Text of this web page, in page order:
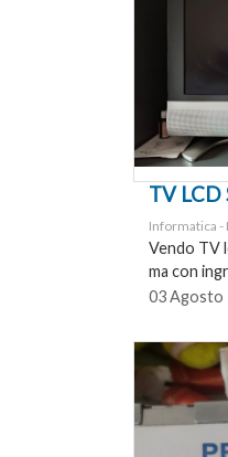
TV LCD
Informatica -
Vendo TV
ma con
03 Agosto